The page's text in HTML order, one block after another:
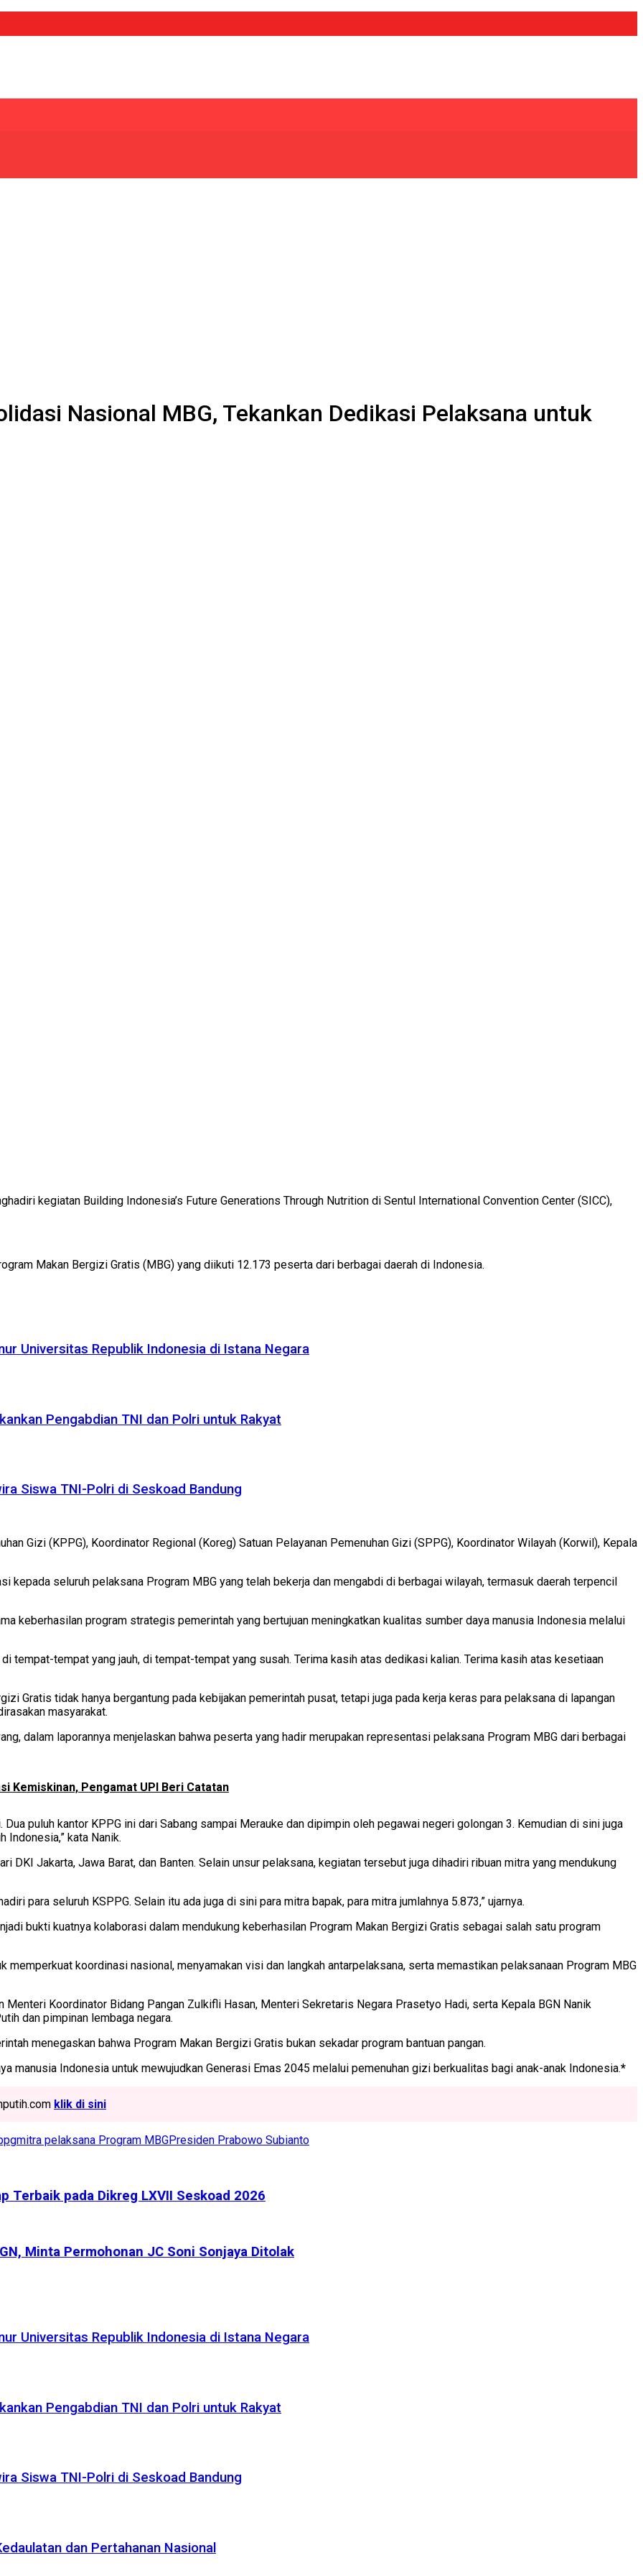
Nasional MBG, Tekankan Dedikasi Pelaksana untuk
kegiatan Building Indonesia’s Future Generations Through Nutrition di Sentul International Convention Center (SICC),
Makan Bergizi Gratis (MBG) yang diikuti 12.173 peserta dari berbagai daerah di Indonesia.
Universitas Republik Indonesia di Istana Negara
Pengabdian TNI dan Polri untuk Rakyat
Siswa TNI-Polri di Seskoad Bandung
Gizi (KPPG), Koordinator Regional (Koreg) Satuan Pelayanan Pemenuhan Gizi (SPPG), Koordinator Wilayah (Korwil), Kepala
kepada seluruh pelaksana Program MBG yang telah bekerja dan mengabdi di berbagai wilayah, termasuk daerah terpencil
keberhasilan program strategis pemerintah yang bertujuan meningkatkan kualitas sumber daya manusia Indonesia melalui
tempat-tempat yang jauh, di tempat-tempat yang susah. Terima kasih atas dedikasi kalian. Terima kasih atas kesetiaan
Gratis tidak hanya bergantung pada kebijakan pemerintah pusat, tetapi juga pada kerja keras para pelaksana di lapangan
masyarakat.
dalam laporannya menjelaskan bahwa peserta yang hadir merupakan representasi pelaksana Program MBG dari berbagai
Kemiskinan, Pengamat UPI Beri Catatan
puluh kantor KPPG ini dari Sabang sampai Merauke dan dipimpin oleh pegawai negeri golongan 3. Kemudian di sini juga
Indonesia,” kata Nanik.
DKI Jakarta, Jawa Barat, dan Banten. Selain unsur pelaksana, kegiatan tersebut juga dihadiri ribuan mitra yang mendukung
para seluruh KSPPG. Selain itu ada juga di sini para mitra bapak, para mitra jumlahnya 5.873,” ujarnya.
bukti kuatnya kolaborasi dalam mendukung keberhasilan Program Makan Bergizi Gratis sebagai salah satu program
koordinasi nasional, menyamakan visi dan langkah antarpelaksana, serta memastikan pelaksanaan Program MBG
Koordinator Bidang Pangan Zulkifli Hasan, Menteri Sekretaris Negara Prasetyo Hadi, serta Kepala BGN Nanik
dan pimpinan lembaga negara.
menegaskan bahwa Program Makan Bergizi Gratis bukan sekadar program bantuan pangan.
manusia Indonesia untuk mewujudkan Generasi Emas 2045 melalui pemenuhan gizi berkualitas bagi anak-anak Indonesia.*
klik di sini
mitra pelaksana Program MBGPresiden Prabowo Subianto
Terbaik pada Dikreg LXVII Seskoad 2026
Minta Permohonan JC Soni Sonjaya Ditolak
Universitas Republik Indonesia di Istana Negara
Pengabdian TNI dan Polri untuk Rakyat
Siswa TNI-Polri di Seskoad Bandung
dan Pertahanan Nasional